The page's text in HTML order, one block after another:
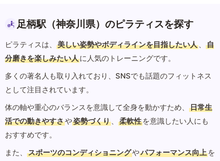
足柄駅（神奈川県）のピラティスを探す
ピラティスは、 美しい姿勢やボディラインを目指したい人 、
自
分磨きを楽しみたい人に人気のトレーニングです。
多くの著名人も取り入れており、SNSでも話題のフィットネス
として注目されています。
体の軸や重心のバランスを意識して全身を動かすため、
日常生
活での動きやすさや姿勢づくり 、 柔軟性 を意識したい人にも
おすすめです。
また、
スポーツのコンディショニングやパフォーマンス向上 を